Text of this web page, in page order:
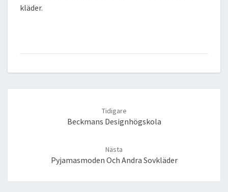
kläder.
Tidigare
Beckmans Designhögskola
Nästa
Pyjamasmoden Och Andra Sovkläder